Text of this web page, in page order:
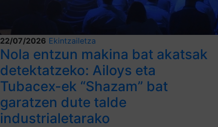
22/07/2026 Ekintzailetza
Nola entzun makina bat akatsak
detektatzeko: Ailoys eta
Tubacex-ek “Shazam” bat
garatzen dute talde
industrialetarako